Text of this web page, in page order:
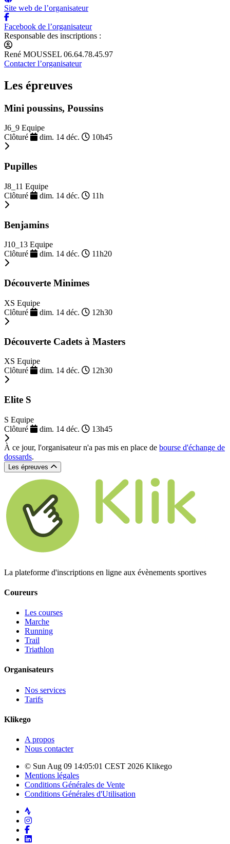
Site web de l’organisateur
Facebook de l’organisateur
Responsable des inscriptions :
René MOUSSEL 06.64.78.45.97
Contacter l’organisateur
Les épreuves
Mini poussins, Poussins
J6_9 Equipe
Clôturé
dim. 14 déc. 10h45
Pupilles
J8_11 Equipe
Clôturé
dim. 14 déc. 11h
Benjamins
J10_13 Equipe
Clôturé
dim. 14 déc. 11h20
Découverte Minimes
XS Equipe
Clôturé
dim. 14 déc. 12h30
Découverte Cadets à Masters
XS Equipe
Clôturé
dim. 14 déc. 12h30
Elite S
S Equipe
Clôturé
dim. 14 déc. 13h45
À ce jour, l'organisateur n'a pas mis en place de bourse d'échange de
dossards.
Les épreuves
La plateforme d'inscriptions en ligne aux évènements sportives
Coureurs
Les courses
Marche
Running
Trail
Triathlon
Organisateurs
Nos services
Tarifs
Klikego
A propos
Nous contacter
© Sun Aug 09 14:05:01 CEST 2026 Klikego
Mentions légales
Conditions Générales de Vente
Conditions Générales d'Utilisation
Strava
Instagram
Facebook
LinkedIn